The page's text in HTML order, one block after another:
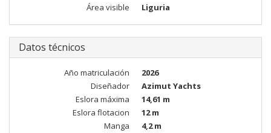
Área visible
Liguria
Datos técnicos
Año matriculación
2026
Diseñador
Azimut Yachts
Eslora máxima
14,61 m
Eslora flotacion
12 m
Manga
4,2 m